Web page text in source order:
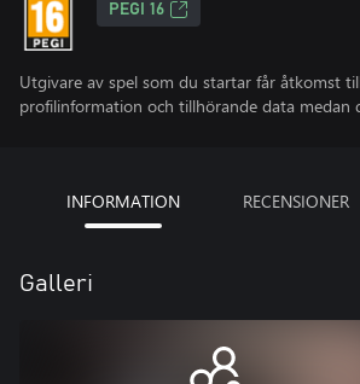
PEGI 16
Utgivare av spel som du startar får åtkomst
profilinformation och tillhörande data medan
INFORMATION RECENSIONER
Galleri